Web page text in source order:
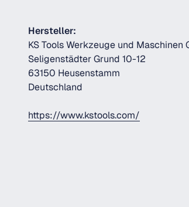
Hersteller:
KS Tools Werkzeuge und Maschinen
Seligenstädter Grund 10-12
63150 Heusenstamm
Deutschland
https://www.kstools.com/